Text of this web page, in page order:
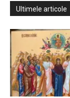
Ultimele articole